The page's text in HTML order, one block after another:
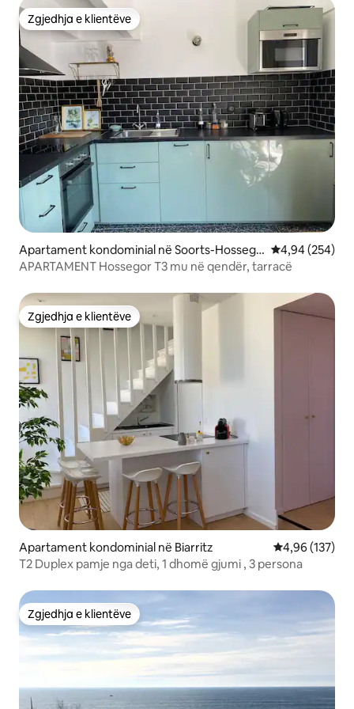
Zgjedhja e klientëve
Zgjedhja e klientëve
Apartament kondominial në Soorts-Hossego
r
Vlerësimi
4,94 (254)
APARTAMENT Hossegor T3 mu në qendër, tarracë
Zgjedhja e klientëve
Zgjedhja e klientëve
Apartament kondominial në Biarritz Vlerësimi
4,96 (137)
T2 Duplex pamje nga deti, 1 dhomë gjumi , 3 persona
Zgjedhja e klientëve
Zgjedhja e klientëve